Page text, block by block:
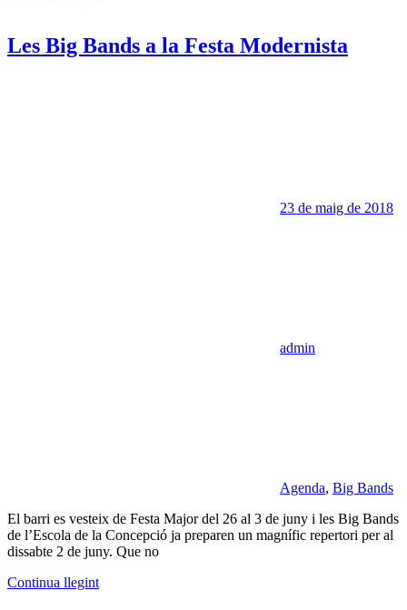
Les Big Bands a la Festa Modernista
23 de maig de 2018
admin
Agenda, Big Bands
El barri es vesteix de Festa Major del 26 al 3 de juny i les Big Bands
de l’Escola de la Concepció ja preparen un magnífic repertori per al
dissabte 2 de juny. Que no
Continua llegint